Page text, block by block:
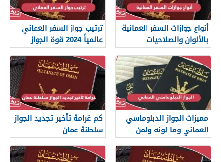
أنواع جوازات السفر العمانية
بالألوان والصلاحيات
والمميزات
ترتيب جواز السفر العماني
عالمياً 2024 قوة الجواز
العماني
مميزات الجواز الدبلوماسي
العماني وما لونه ولمن
يعطى
كم غرامة تأخير تجديد الجواز
سلطنة عمان